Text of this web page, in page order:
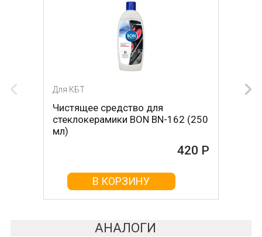
Для КБТ
Чистящее средство для
стеклокерамики BON BN-162 (250
мл)
420 Р
В КОРЗИНУ
Для КБТ
Скребок для ухода за
стеклокерамикой BON BN-603
В КОРЗИНУ
АНАЛОГИ